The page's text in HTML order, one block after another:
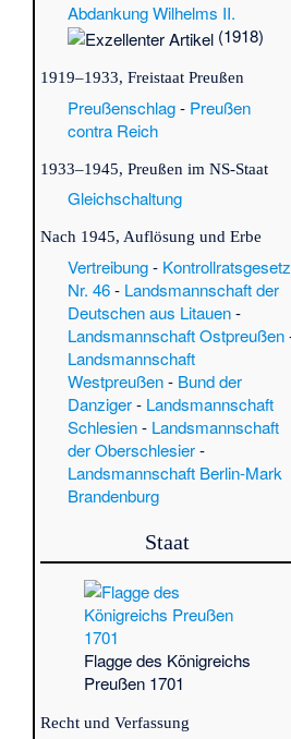
Abdankung Wilhelms II.
(1918)
1919–1933, Freistaat Preußen
Preußenschlag- Preußen
contra Reich
1933–1945, Preußen im NS-Staat
Gleichschaltung
Nach 1945, Auflösung und Erbe
Vertreibung- Kontrollratsgesetz
Nr. 46- Landsmannschaft der
Deutschen aus Litauen-
Landsmannschaft Ostpreußen
Landsmannschaft
Westpreußen- Bund der
Danziger- Landsmannschaft
Schlesien- Landsmannschaft
der Oberschlesier-
Landsmannschaft Berlin-Mark
Brandenburg
Staat
Flagge des Königreichs
Preußen 1701
Recht und Verfassung